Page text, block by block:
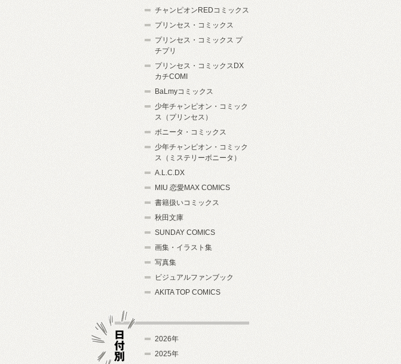
チャンピオンREDコミックス
プリンセス・コミックス
プリンセス・コミックス プ
チプリ
プリンセス・コミックスDX
カチCOMI
BaLmyコミックス
少年チャンピオン・コミック
ス（プリンセス）
ボニータ・コミックス
少年チャンピオン・コミック
ス（ミステリーボニータ）
A.L.C.DX
MIU 恋愛MAX COMICS
書籍扱いコミックス
秋田文庫
SUNDAY COMICS
画集・イラスト集
写真集
ビジュアルファンブック
AKITA TOP COMICS
2026年
2025年